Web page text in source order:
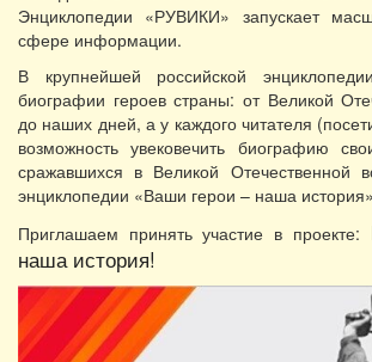
Энциклопедии «РУВИКИ» запускает
сфере информации.
В крупнейшей российской
биографии героев страны: от Великой
до наших дней, а у каждого читателя
возможность увековечить биографию
сражавшихся в Великой Отечественной
энциклопедии «Ваши герои – наша
Приглашаем принять участие в проекте:
наша история!